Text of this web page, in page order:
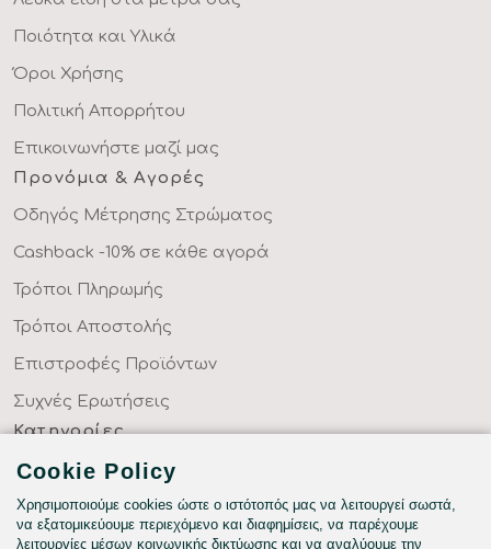
Ποιότητα και Υλικά
Όροι Χρήσης
Πολιτική Απορρήτου
Επικοινωνήστε μαζί μας
Προνόμια & Αγορές
Οδηγός Μέτρησης Στρώματος
Cashback -10% σε κάθε αγορά
Τρόποι Πληρωμής
Τρόποι Αποστολής
Επιστροφές Προϊόντων
Συχνές Ερωτήσεις
Κατηγορίες
ΣΕΝΤΟΝΙΑ ΣΤΑ ΜΕΤΡΑ ΣΑΣ
ΥΦΑΣΜΑΤΑ ΜΕ ΤΟ ΜΕΤΡΟ
ΥΠΝΟΔΩΜΑΤΙΟ
Cookie Policy
Χρησιμοποιούμε cookies ώστε ο ιστότοπός μας να λειτουργεί σωστά,
να εξατομικεύουμε περιεχόμενο και διαφημίσεις, να παρέχουμε
λειτουργίες μέσων κοινωνικής δικτύωσης και να αναλύουμε την